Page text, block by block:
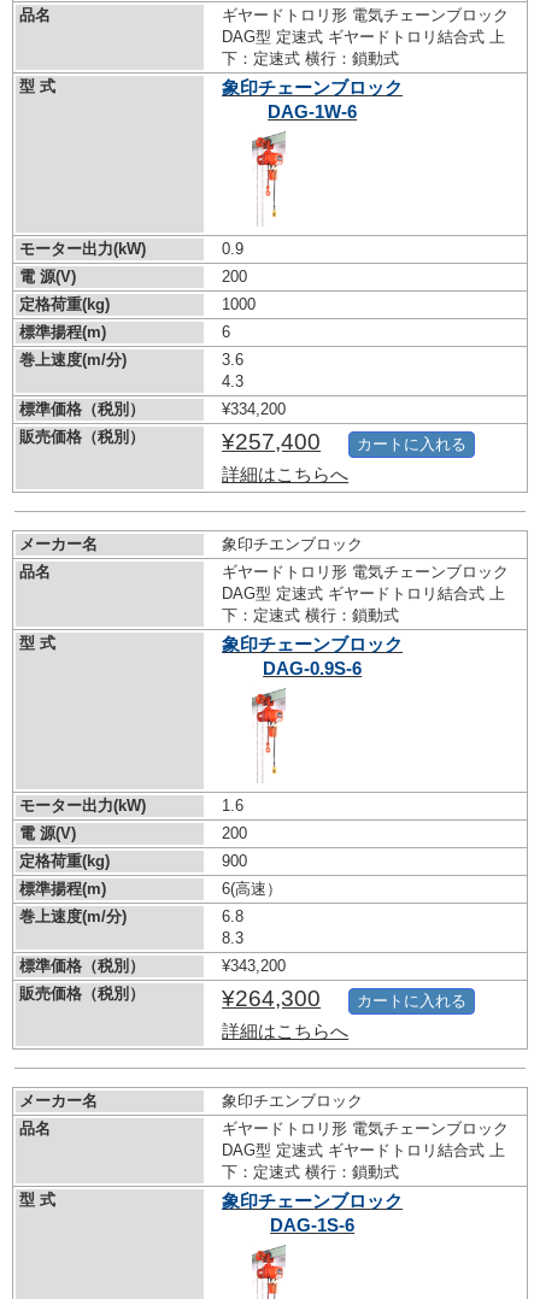
品名
ギヤードトロリ形 電気チェーンブロック
DAG型 定速式 ギヤードトロリ結合式 上
下：定速式 横行：鎖動式
型 式
象印チェーンブロック
DAG-1W-6
モーター出力(kW)
0.9
電 源(V)
200
定格荷重(kg)
1000
標準揚程(m)
6
巻上速度(m/分)
3.6
4.3
標準価格（税別）
¥334,200
販売価格（税別）
¥257,400
詳細はこちらへ
カートに入れる
メーカー名
象印チエンブロック
品名
ギヤードトロリ形 電気チェーンブロック
DAG型 定速式 ギヤードトロリ結合式 上
下：定速式 横行：鎖動式
型 式
象印チェーンブロック
DAG-0.9S-6
モーター出力(kW)
1.6
電 源(V)
200
定格荷重(kg)
900
標準揚程(m)
6(高速）
巻上速度(m/分)
6.8
8.3
標準価格（税別）
¥343,200
販売価格（税別）
¥264,300
詳細はこちらへ
カートに入れる
メーカー名
象印チエンブロック
品名
ギヤードトロリ形 電気チェーンブロック
DAG型 定速式 ギヤードトロリ結合式 上
下：定速式 横行：鎖動式
型 式
象印チェーンブロック
DAG-1S-6